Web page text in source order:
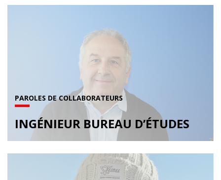
PAROLES DE COLLABORATEURS
INGÉNIEUR BUREAU D’ÉTUDES